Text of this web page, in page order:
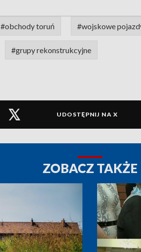
#obchody toruń #wojskowe
#grupy rekonstrukcyjne
UDOSTĘPNIJ NA X
ZOBACZ TAKŻE